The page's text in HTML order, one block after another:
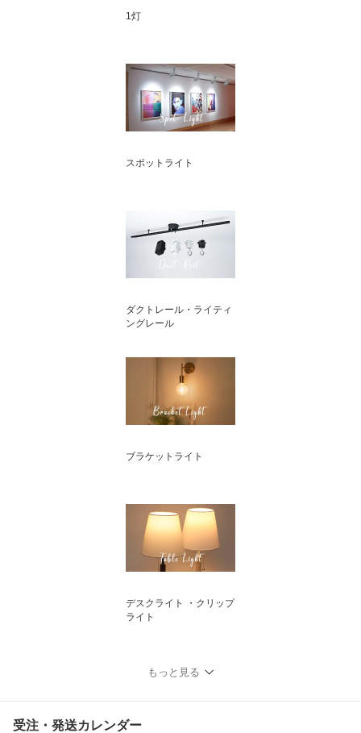
1灯
スポットライト
ダクトレール・ライティ
ングレール
ブラケットライト
デスクライト ・クリップ
ライト
もっと見る
受注・発送カレンダー